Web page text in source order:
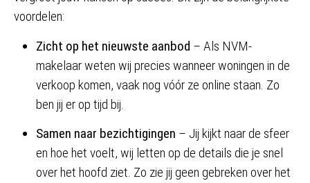
voordelen:
Zicht op het nieuwste aanbod – Als NVM-
makelaar weten wij precies wanneer woningen in de
verkoop komen, vaak nog vóór ze online staan. Zo
ben jij er op tijd bij.
Samen naar bezichtigingen – Jij kijkt naar de sfeer
en hoe het voelt, wij letten op de details die je snel
over het hoofd ziet. Zo zie jij geen gebreken over het